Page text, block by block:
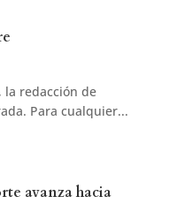
la redacción de
Para cualquier...
avanza hacia